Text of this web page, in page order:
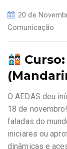
20 de
Comunicação
O AEDAS deu
18 de novembro!
faladas do
iniciares ou
dinâmicas e